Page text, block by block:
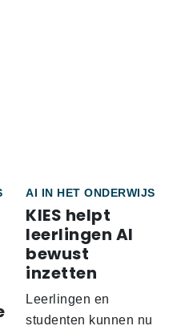
AI IN HET ONDERWIJS
KIES helpt
leerlingen AI
bewust
inzetten
Leerlingen en
studenten kunnen nu